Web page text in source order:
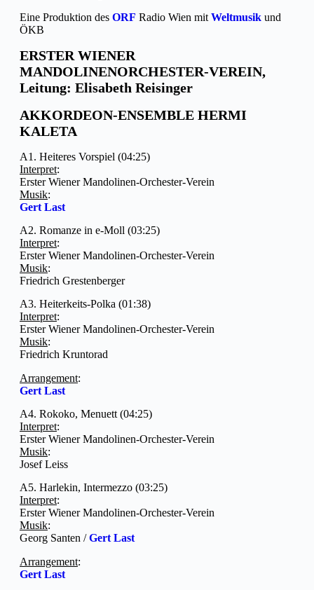
Eine Produktion des ORF Radio Wien mit Weltmusik und
ÖKB
ERSTER WIENER
MANDOLINENORCHESTER-VEREIN,
Leitung: Elisabeth Reisinger
AKKORDEON-ENSEMBLE HERMI
KALETA
A1. Heiteres Vorspiel (04:25)
Interpret:
Erster Wiener Mandolinen-Orchester-Verein
Musik:
Gert Last
A2. Romanze in e-Moll (03:25)
Interpret:
Erster Wiener Mandolinen-Orchester-Verein
Musik:
Friedrich Grestenberger
A3. Heiterkeits-Polka (01:38)
Interpret:
Erster Wiener Mandolinen-Orchester-Verein
Musik:
Friedrich Kruntorad
Arrangement:
Gert Last
A4. Rokoko, Menuett (04:25)
Interpret:
Erster Wiener Mandolinen-Orchester-Verein
Musik:
Josef Leiss
A5. Harlekin, Intermezzo (03:25)
Interpret:
Erster Wiener Mandolinen-Orchester-Verein
Musik:
Georg Santen /Gert Last
Arrangement:
Gert Last